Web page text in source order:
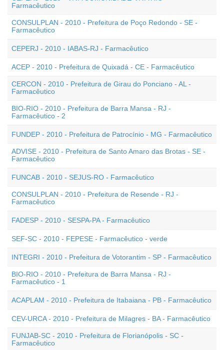
Farmacêutico
CONSULPLAN - 2010 - Prefeitura de Poço Redondo - SE -
Farmacêutico
CEPERJ - 2010 - IABAS-RJ - Farmacêutico
ACEP - 2010 - Prefeitura de Quixadá - CE - Farmacêutico
CERCON - 2010 - Prefeitura de Girau do Ponciano - AL -
Farmacêutico
BIO-RIO - 2010 - Prefeitura de Barra Mansa - RJ -
Farmacêutico - 2
FUNDEP - 2010 - Prefeitura de Patrocínio - MG - Farmacêutico
ADVISE - 2010 - Prefeitura de Santo Amaro das Brotas - SE -
Farmacêutico
FUNCAB - 2010 - SEJUS-RO - Farmacêutico
CONSULPLAN - 2010 - Prefeitura de Resende - RJ -
Farmacêutico
FADESP - 2010 - SESPA-PA - Farmacêutico
SEF-SC - 2010 - FEPESE - Farmacêutico - verde
INTEGRI - 2010 - Prefeitura de Votorantim - SP - Farmacêutico
BIO-RIO - 2010 - Prefeitura de Barra Mansa - RJ -
Farmacêutico - 1
ACAPLAM - 2010 - Prefeitura de Itabaiana - PB - Farmacêutico
CEV-URCA - 2010 - Prefeitura de Milagres - BA - Farmacêutico
FUNJAB-SC - 2010 - Prefeitura de Florianópolis - SC -
Farmacêutico